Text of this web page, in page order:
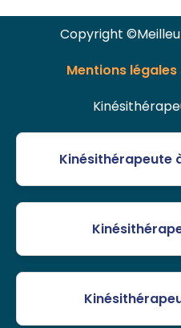
Copyright
Mentions légales
Kinésithérapeute